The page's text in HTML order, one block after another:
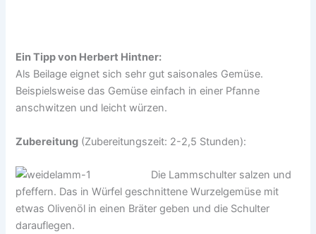
Ein Tipp von Herbert Hintner:
Als Beilage eignet sich sehr gut saisonales Gemüse.
Beispielsweise das Gemüse einfach in einer Pfanne
anschwitzen und leicht würzen.
Zubereitung (Zubereitungszeit: 2-2,5 Stunden):
Die Lammschulter salzen und
pfeffern. Das in Würfel geschnittene Wurzelgemüse mit
etwas Olivenöl in einen Bräter geben und die Schulter
darauflegen.